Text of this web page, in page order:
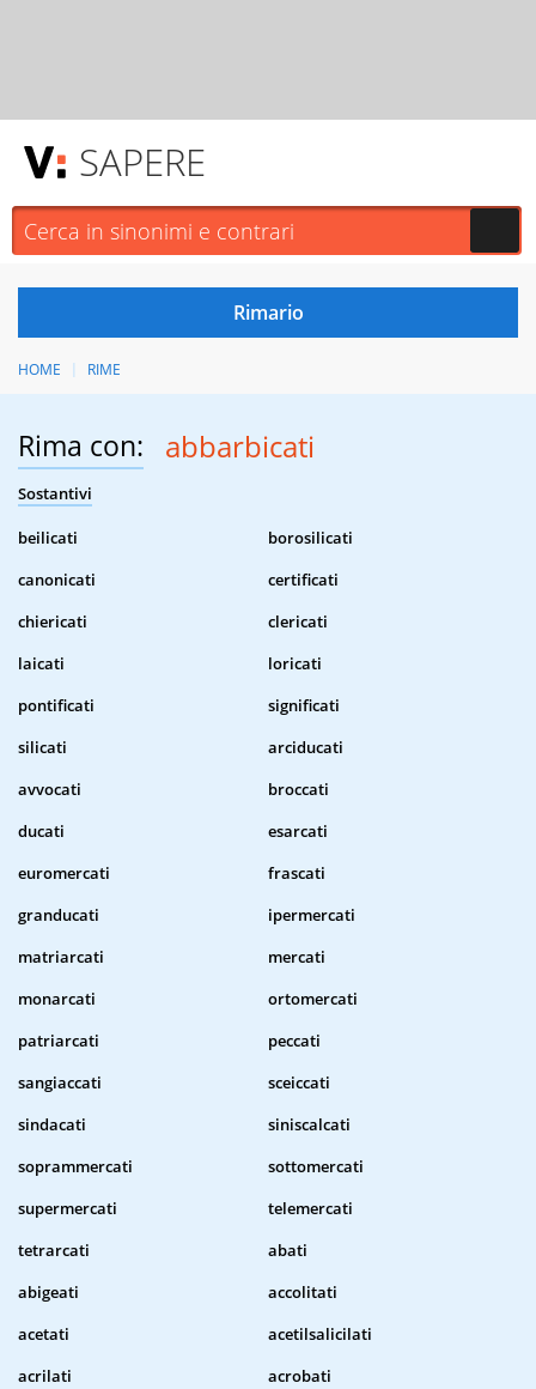
SAPERE
HOME RIME
Rima con: abbarbicati
Sostantivi
beilicati
borosilicati
canonicati
certificati
chiericati
clericati
laicati
loricati
pontificati
significati
silicati
arciducati
avvocati
broccati
ducati
esarcati
euromercati
frascati
granducati
ipermercati
matriarcati
mercati
monarcati
ortomercati
patriarcati
peccati
sangiaccati
sceiccati
sindacati
siniscalcati
soprammercati
sottomercati
supermercati
telemercati
tetrarcati
abati
abigeati
accolitati
acetati
acetilsalicilati
acrilati
acrobati